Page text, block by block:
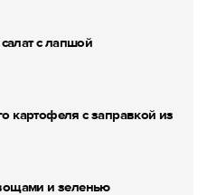
с лапшой
картофеля с заправкой из
и зеленью